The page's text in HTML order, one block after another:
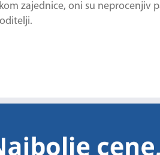
zajednice, oni su neprocenjiv